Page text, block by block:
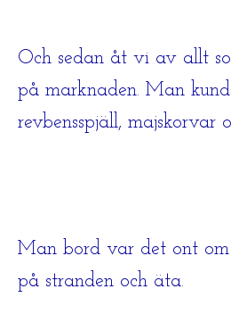
Och sedan åt vi av allt
på marknaden. Man
revbensspjäll, majskorvar
Man bord var det ont
på stranden och äta.